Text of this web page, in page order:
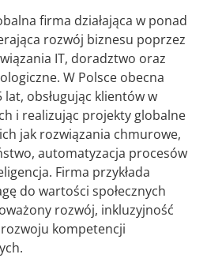
firma działająca w ponad
rozwój biznesu poprzez
IT, doradztwo oraz
W Polsce obecna
obsługując klientów w
i realizując projekty globalne
jak rozwiązania chmurowe,
automatyzacja procesów
Firma przykłada
do wartości społecznych
rozwój, inkluzyjność
kompetencji